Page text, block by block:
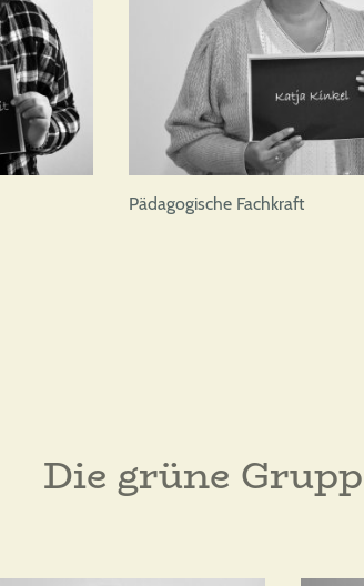
Pädagogische Fachkraft
Die grüne